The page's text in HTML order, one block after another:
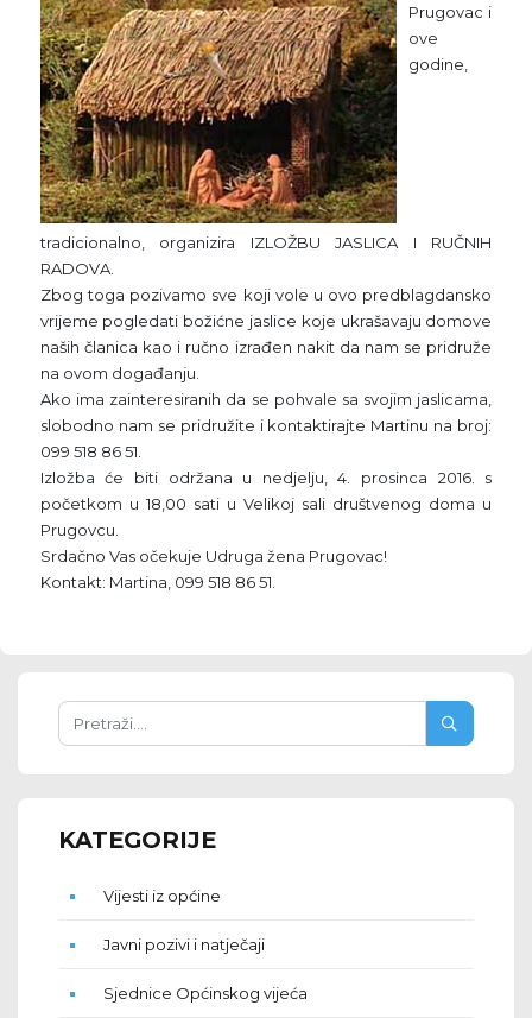
Prugovac i
ove
godine,
tradicionalno, organizira IZLOŽBU JASLICA I RUČNIH
RADOVA.
Zbog toga pozivamo sve koji vole u ovo predblagdansko
vrijeme pogledati božićne jaslice koje ukrašavaju domove
naših članica kao i ručno izrađen nakit da nam se pridruže
na ovom događanju.
Ako ima zainteresiranih da se pohvale sa svojim jaslicama,
slobodno nam se pridružite i kontaktirajte Martinu na broj:
099 518 86 51.
Izložba će biti održana u nedjelju, 4. prosinca 2016. s
početkom u 18,00 sati u Velikoj sali društvenog doma u
Prugovcu.
Srdačno Vas očekuje Udruga žena Prugovac!
Kontakt: Martina, 099 518 86 51.
KATEGORIJE
Vijesti iz općine
Javni pozivi i natječaji
Sjednice Općinskog vijeća